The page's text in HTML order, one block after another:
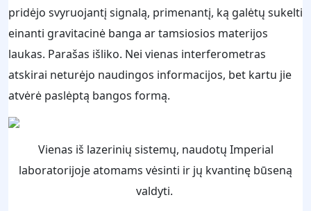
pridėjo svyruojantį signalą, primenantį, ką galėtų sukelti
einanti gravitacinė banga ar tamsiosios materijos
laukas. Parašas išliko. Nei vienas interferometras
atskirai neturėjo naudingos informacijos, bet kartu jie
atvėrė paslėptą bangos formą.
Vienas iš lazerinių sistemų, naudotų Imperial
laboratorijoje atomams vėsinti ir jų kvantinę būseną
valdyti.